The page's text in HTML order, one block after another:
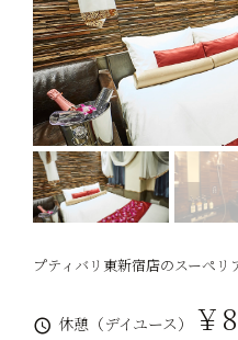
プティバリ東新宿店のスーペリ
休憩（デイユース） ￥